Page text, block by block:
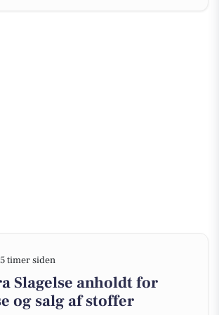
timer siden
Slagelse anholdt for
og salg af stoffer